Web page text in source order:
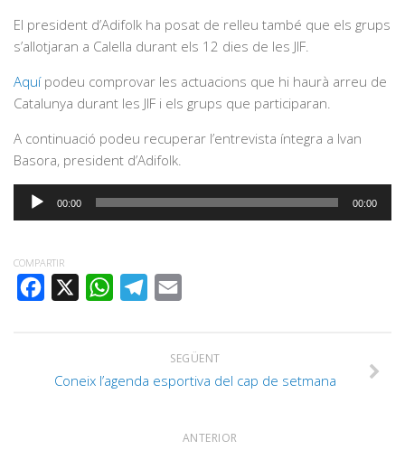
El president d’Adifolk ha posat de relleu també que els grups
s’allotjaran a Calella durant els 12 dies de les JIF.
Aquí podeu comprovar les actuacions que hi haurà arreu de
Catalunya durant les JIF i els grups que participaran.
A continuació podeu recuperar l’entrevista íntegra a Ivan
Basora, president d’Adifolk.
Reproductor
d'àudio
00:00 00:00
COMPARTIR
FACEBOOK
WHATSAPPTELEGRAM
SEGÜENT
Coneix l’agenda esportiva del cap de setmana
ANTERIOR